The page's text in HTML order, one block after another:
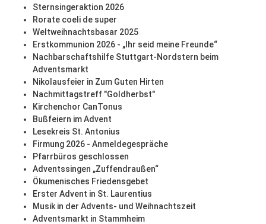
Sternsingeraktion 2026
Rorate coeli de super
Weltweihnachtsbasar 2025
Erstkommunion 2026 - „Ihr seid meine Freunde“
Nachbarschaftshilfe Stuttgart-Nordstern beim
Adventsmarkt
Nikolausfeier in Zum Guten Hirten
Nachmittagstreff "Goldherbst"
Kirchenchor CanTonus
Bußfeiern im Advent
Lesekreis St. Antonius
Firmung 2026 - Anmeldegespräche
Pfarrbüros geschlossen
Adventssingen „Zuffendraußen“
Ökumenisches Friedensgebet
Erster Advent in St. Laurentius
Musik in der Advents- und Weihnachtszeit
Adventsmarkt in Stammheim